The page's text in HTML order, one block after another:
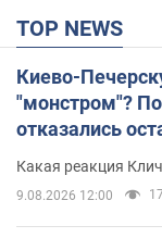
TOP NEWS
Киево-
"монстром"?
отказались
небоскреба
Какая реакция
9.08.2026 12:00